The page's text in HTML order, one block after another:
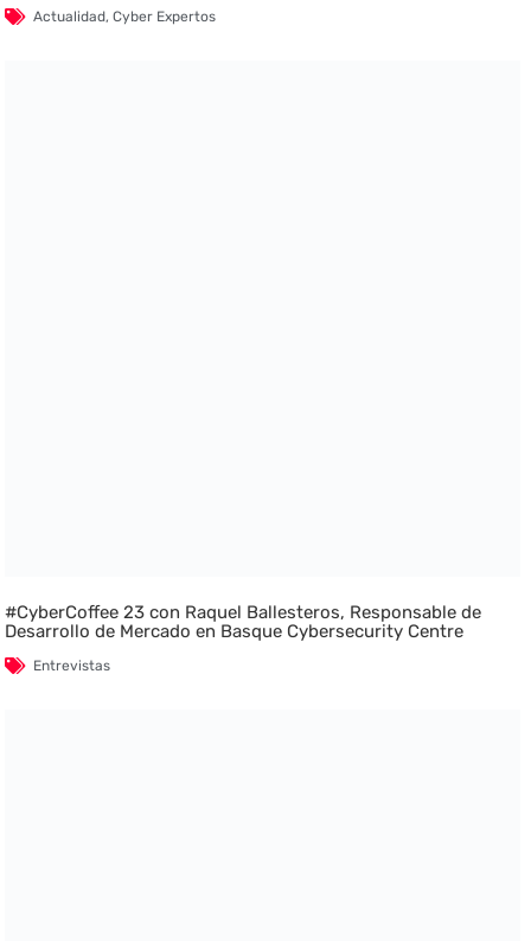
Actualidad,Cyber Expertos
#CyberCoffee 23 con Raquel Ballesteros, Responsable de
Desarrollo de Mercado en Basque Cybersecurity Centre
Entrevistas